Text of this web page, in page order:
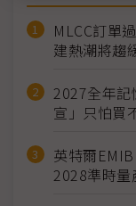
MLCC訂單
建熱潮將趨
2027全年
宣」只怕買
英特爾
2028準時量